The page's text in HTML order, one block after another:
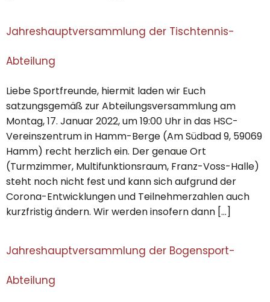
Jahreshauptversammlung der Tischtennis-
Abteilung
Liebe Sportfreunde, hiermit laden wir Euch
satzungsgemäß zur Abteilungsversammlung am
Montag, 17. Januar 2022, um 19:00 Uhr in das HSC-
Vereinszentrum in Hamm-Berge (Am Südbad 9, 59069
Hamm) recht herzlich ein. Der genaue Ort
(Turmzimmer, Multifunktionsraum, Franz-Voss-Halle)
steht noch nicht fest und kann sich aufgrund der
Corona-Entwicklungen und Teilnehmerzahlen auch
kurzfristig ändern. Wir werden insofern dann […]
Jahreshauptversammlung der Bogensport-
Abteilung